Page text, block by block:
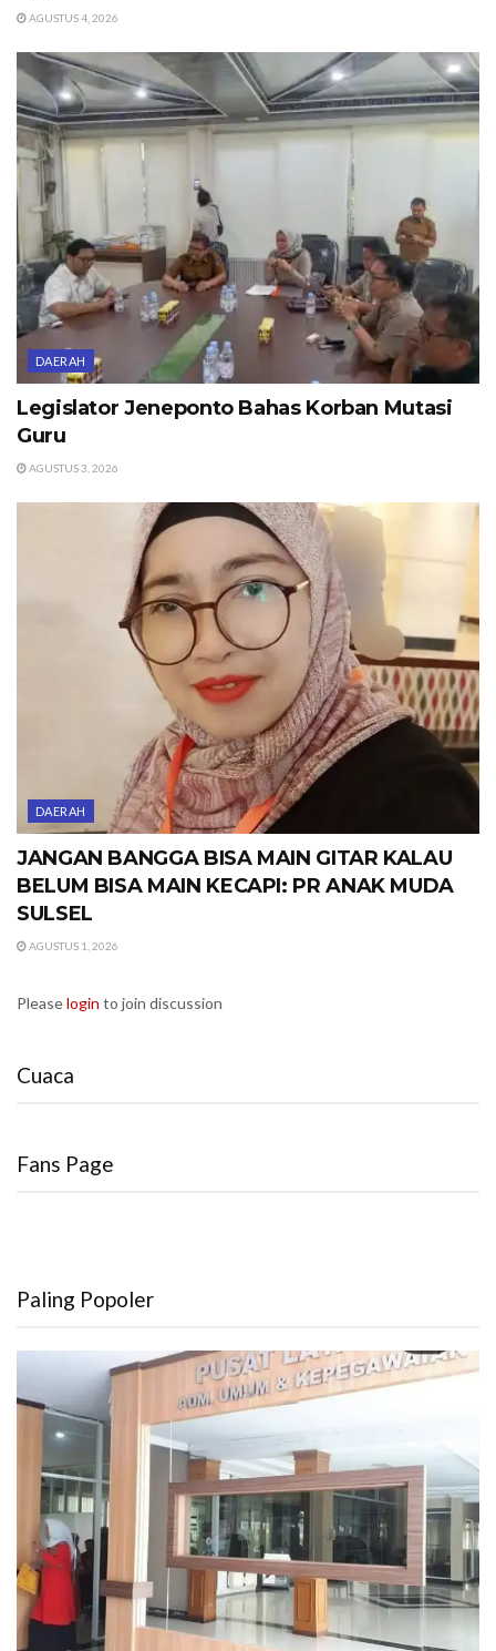
AGUSTUS 4, 2026
DAERAH
Legislator Jeneponto Bahas Korban Mutasi
Guru
AGUSTUS 3, 2026
DAERAH
JANGAN BANGGA BISA MAIN GITAR KALAU
BELUM BISA MAIN KECAPI: PR ANAK MUDA
SULSEL
AGUSTUS 1, 2026
Pleaselogin to join discussion
Cuaca
Fans Page
Paling Popoler